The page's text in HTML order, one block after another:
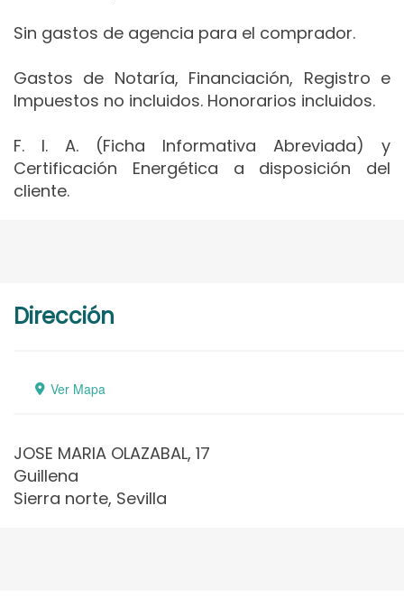
Sin gastos de agencia para el comprador.
Gastos de Notaría, Financiación, Registro e
Impuestos no incluidos. Honorarios incluidos.
F. I. A. (Ficha Informativa Abreviada) y
Certificación Energética a disposición del
cliente.
Dirección
Ver Mapa
JOSE MARIA OLAZABAL, 17
Guillena
Sierra norte, Sevilla